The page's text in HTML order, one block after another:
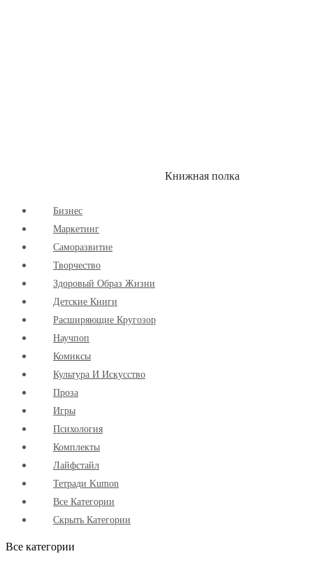
Книжная полка
Бизнес
Маркетинг
Cаморазвитие
Творчество
Здоровый Образ Жизни
Детские Книги
Расширяющие Кругозор
Научпоп
Комиксы
Культура И Искусство
Проза
Игры
Психология
Комплекты
Лайфстайл
Тетради Kumon
Все Категории
Скрыть Категории
Все категории